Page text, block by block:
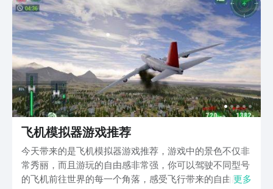
飞机模拟器游戏推荐
今天带来的是飞机模拟器游戏推荐，游戏中的景色不仅非
常秀丽，而且游玩的自由感非常强，你可以驾驶不同型号
的飞机前往世界的每一个角落，感受飞行带来的自由感。
更多